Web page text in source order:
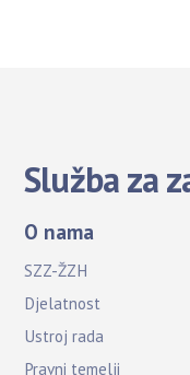
Služba za
O nama
SZZ-ŽZH
Djelatnost
Ustroj rada
Pravni temelji